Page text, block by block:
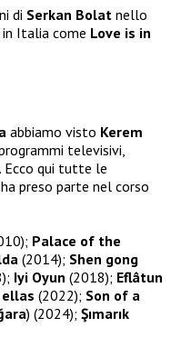
di Serkan Bolat nello
Italia come Love is in
abbiamo visto Kerem
televisivi,
Ecco qui tutte le
preso parte nel corso
Palace of the
(2014); Shen gong
Iyi Oyun (2018); Eflâtun
(2022); Son of a
) (2024); Şımarık